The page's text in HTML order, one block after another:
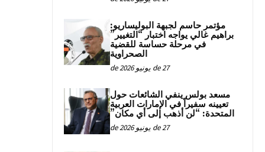
مؤتمر حاسم لجبهة البوليساريو:
براهيم غالي يواجه اختبار “التغيير”
في مرحلة حساسة للقضية
الصحراوية
27 de يونيو de 2026
مسعد بولس ينفي الشائعات حول
تعيينه سفيراً في الإمارات العربية
المتحدة: “لن أذهب إلى أي مكان”
27 de يونيو de 2026